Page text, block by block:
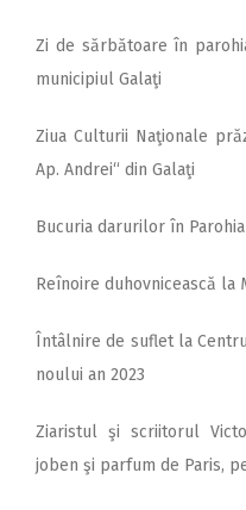
Zi de sărbătoare în
municipiul Galaţi
Ziua Culturii Naţionale
Ap. Andrei“ din Galaţi
Bucuria darurilor în
Reînoire duhovnicească la
Întâlnire de suflet la
noului an 2023
Ziaristul şi scriitorul
joben şi parfum de Paris,